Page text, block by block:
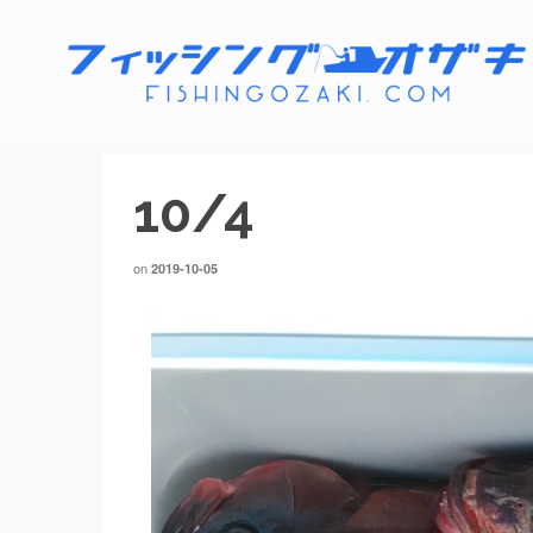
10/4
on 2019-10-05